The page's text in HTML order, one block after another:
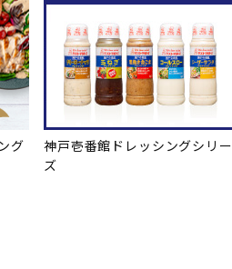
グ
神戸壱番館ドレッシングシリー
ズ